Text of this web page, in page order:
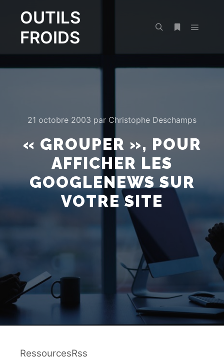
OUTILS
FROIDS
21 octobre 2003 par Christophe Deschamps
« GROUPER », POUR
AFFICHER LES
GOOGLENEWS SUR
VOTRE SITE
RessourcesRss